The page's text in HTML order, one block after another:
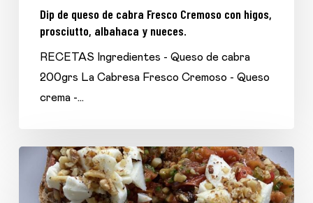
Dip de queso de cabra Fresco Cremoso con higos,
prosciutto, albahaca y nueces.
RECETAS Ingredientes - Queso de cabra
200grs La Cabresa Fresco Cremoso - Queso
crema -…
Tártaro
tomates